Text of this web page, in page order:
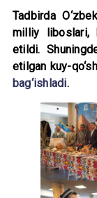
Tadbirda
milliy liboslari,
etildi.
etilgan kuy-
bag‘ishladi.